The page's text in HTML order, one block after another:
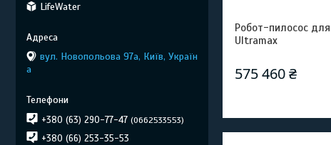
Робот-пилосоc
Ultramax
575 460 ₴
LifeWater
вул. Новопольова 97а, Київ, Україн
а
+380 (63) 290-77-47 0662533553
+380 (66) 253-35-53